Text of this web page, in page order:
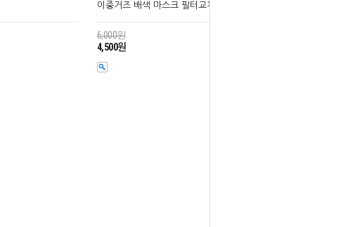
이중거즈 배색 마스크 필터교체형
6,000원
4,500원